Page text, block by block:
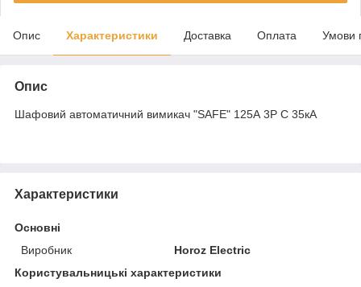
Опис Характеристики Доставка Оплата Умови
Опис
Шафовий автоматичний вимикач "SAFE" 125А 3P С 35кА
Характеристики
Основні
Виробник
Horoz Electric
Користувальницькі характеристики